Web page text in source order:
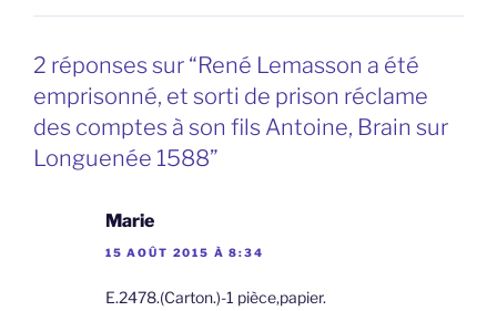
2 réponses sur “René Lemasson a été
emprisonné, et sorti de prison réclame
des comptes à son fils Antoine, Brain sur
Longuenée 1588”
Marie
15 AOÛT 2015 À 8:34
E.2478.(Carton.)-1 pièce,papier.